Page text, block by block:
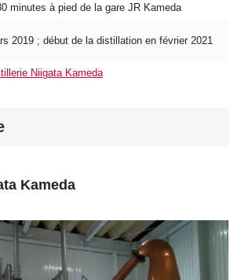
minutes à pied de la gare JR Kameda
2019 ; début de la distillation en février 2021
Niigata Kameda
Kameda